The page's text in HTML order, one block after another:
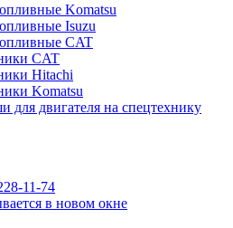
Komatsu
Isuzu
CAT
CAT
Hitachi
Komatsu
для двигателя на спецтехнику
11-74
в новом окне